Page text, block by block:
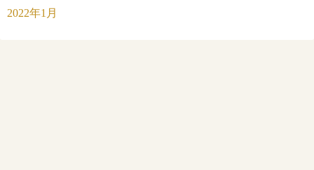
2022年1月